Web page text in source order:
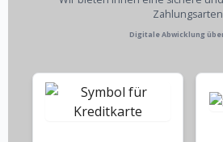
Digitale Abwicklung